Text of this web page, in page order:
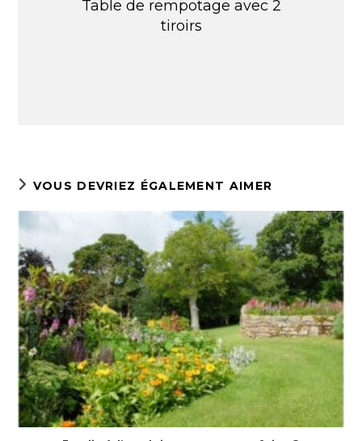
Table de rempotage avec 2
tiroirs
VOUS DEVRIEZ ÉGALEMENT AIMER